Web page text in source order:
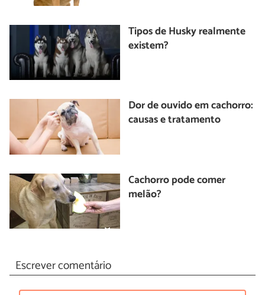
Tipos de Husky realmente
existem?
Dor de ouvido em cachorro:
causas e tratamento
Cachorro pode comer
melão?
Escrever comentário